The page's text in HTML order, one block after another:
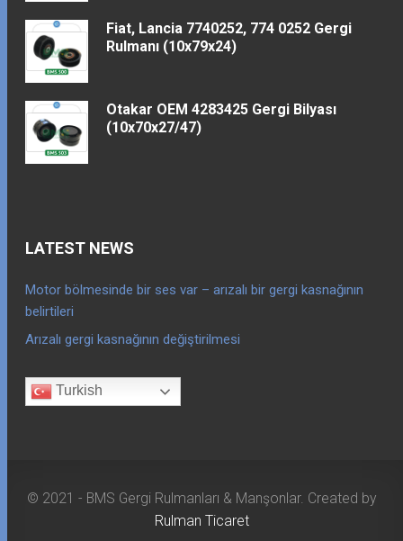
Fiat, Lancia 7740252, 774 0252 Gergi
Rulmanı (10x79x24)
Otakar OEM 4283425 Gergi Bilyası
(10x70x27/47)
LATEST NEWS
Motor bölmesinde bir ses var – arızalı bir gergi kasnağının
belirtileri
Arızalı gergi kasnağının değiştirilmesi
Turkish
© 2021 - BMS Gergi Rulmanları & Manşonlar. Created by
Rulman Ticaret